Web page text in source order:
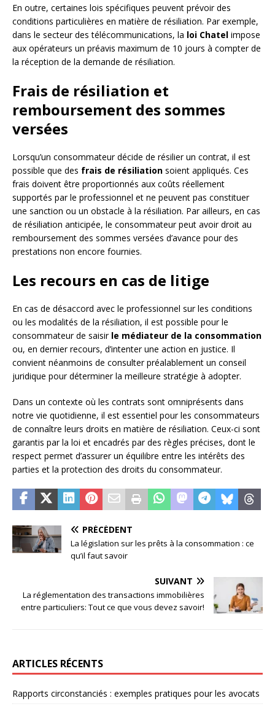
En outre, certaines lois spécifiques peuvent prévoir des
conditions particulières en matière de résiliation. Par exemple,
dans le secteur des télécommunications, la loi Chatel impose
aux opérateurs un préavis maximum de 10 jours à compter de
la réception de la demande de résiliation.
Frais de résiliation et
remboursement des sommes
versées
Lorsqu’un consommateur décide de résilier un contrat, il est
possible que des frais de résiliation soient appliqués. Ces
frais doivent être proportionnés aux coûts réellement
supportés par le professionnel et ne peuvent pas constituer
une sanction ou un obstacle à la résiliation. Par ailleurs, en cas
de résiliation anticipée, le consommateur peut avoir droit au
remboursement des sommes versées d’avance pour des
prestations non encore fournies.
Les recours en cas de litige
En cas de désaccord avec le professionnel sur les conditions
ou les modalités de la résiliation, il est possible pour le
consommateur de saisir le médiateur de la consommation
ou, en dernier recours, d’intenter une action en justice. Il
convient néanmoins de consulter préalablement un conseil
juridique pour déterminer la meilleure stratégie à adopter.
Dans un contexte où les contrats sont omniprésents dans
notre vie quotidienne, il est essentiel pour les consommateurs
de connaître leurs droits en matière de résiliation. Ceux-ci sont
garantis par la loi et encadrés par des règles précises, dont le
respect permet d’assurer un équilibre entre les intérêts des
parties et la protection des droits du consommateur.
PRÉCÉDENT
La législation sur les prêts à la consommation : ce
qu’il faut savoir
SUIVANT
La réglementation des transactions immobilières
entre particuliers: Tout ce que vous devez savoir!
ARTICLES RÉCENTS
Rapports circonstanciés : exemples pratiques pour les avocats